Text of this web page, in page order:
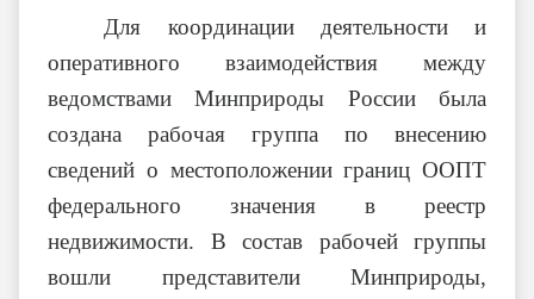
Для координации деятельности и
оперативного взаимодействия между
ведомствами Минприроды России была
создана рабочая группа по внесению
сведений о местоположении границ ООПТ
федерального значения в реестр
недвижимости. В состав рабочей группы
вошли представители Минприроды,